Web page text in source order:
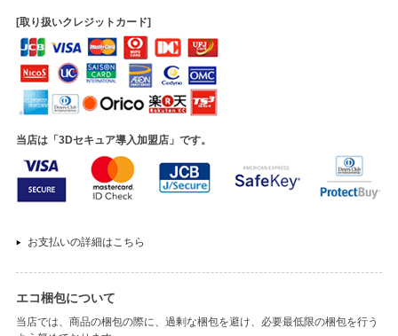
[取り扱いクレジットカード]
当店は「3Dセキュア導入加盟店」です。
お支払いの詳細はこちら
エコ梱包について
当店では、商品の梱包の際に、過剰な梱包を避け、必要最低限の梱包を行う